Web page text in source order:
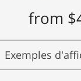
from
Exemples